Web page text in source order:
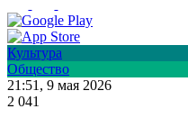
Культура
Общество
21:51, 9 мая 2026
2 041